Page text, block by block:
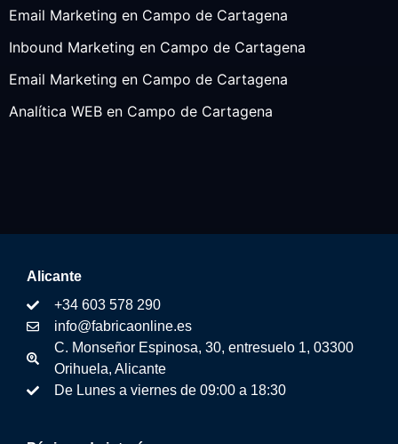
Email Marketing en Campo de Cartagena
Inbound Marketing en Campo de Cartagena
Email Marketing en Campo de Cartagena
Analítica WEB en Campo de Cartagena
Alicante
+34 603 578 290
info@fabricaonline.es
C. Monseñor Espinosa, 30, entresuelo 1, 03300
Orihuela, Alicante
De Lunes a viernes de 09:00 a 18:30